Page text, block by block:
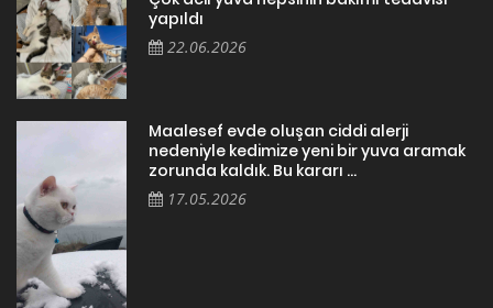
yapıldı
22.06.2026
Maalesef evde oluşan ciddi alerji
nedeniyle kedimize yeni bir yuva aramak
zorunda kaldık. Bu kararı ...
17.05.2026